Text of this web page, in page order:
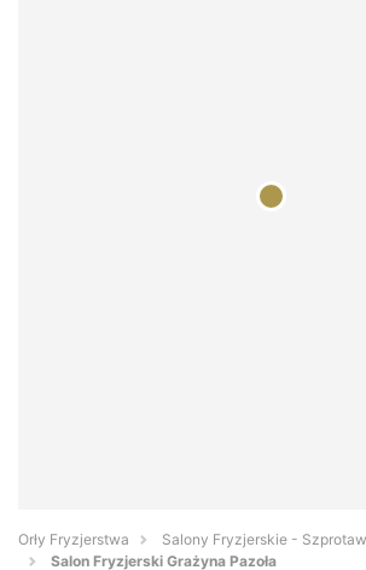
Orły Fryzjerstwa
Salony Fryzjerskie -
Salon Fryzjerski Grażyna Pazoła